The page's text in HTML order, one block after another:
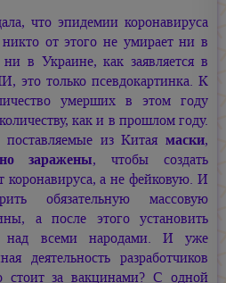
что эпидемии коронавируса
от этого не умирает ни в
в Украине, как заявляется в
это только псевдокартинка. К
умерших в этом году
как и в прошлом году.
из Китаямаски,
заражены, чтобы создать
коронавируса, а не фейковую. И
обязательную массовую
а после этого установить
над всеми народами. И уже
деятельность разработчиков
за вакцинами? С одной